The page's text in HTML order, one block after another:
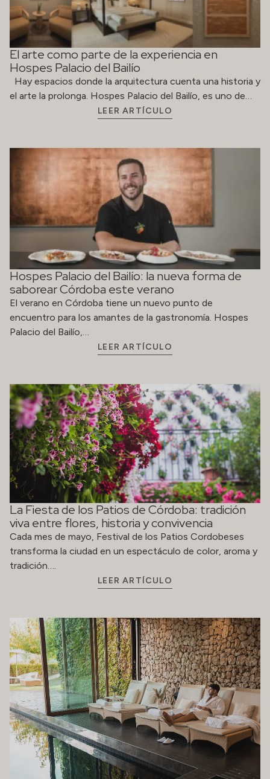
El arte como parte de la experiencia en
Hospes Palacio del Bailío
Hay espacios donde la arquitectura cuenta una historia y
el arte la prolonga. Hospes Palacio del Bailío, es uno de…
LEER ARTÍCULO
Hospes Palacio del Bailío: la nueva forma de
saborear Córdoba este verano
El verano en Córdoba tiene un nuevo punto de
encuentro para los amantes de la gastronomía. Hospes
Palacio del Bailío,…
LEER ARTÍCULO
La Fiesta de los Patios de Córdoba: tradición
viva entre flores, historia y convivencia
Cada mes de mayo, Festival de los Patios Cordobeses
transforma la ciudad en un espectáculo de color, aroma y
tradición….
LEER ARTÍCULO